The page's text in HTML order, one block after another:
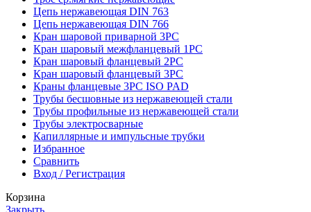
Цепь нержавеющая DIN 763
Цепь нержавеющая DIN 766
Кран шаровой приварной 3PC
Кран шаровый межфланцевый 1PC
Кран шаровый фланцевый 2PC
Кран шаровый фланцевый 3PC
Краны фланцевые 3PC ISO PAD
Трубы бесшовные из нержавеющей стали
Трубы профильные из нержавеющей стали
Трубы электросварные
Капиллярные и импульсные трубки
Избранное
Сравнить
Вход / Регистрация
Корзина
Закрыть